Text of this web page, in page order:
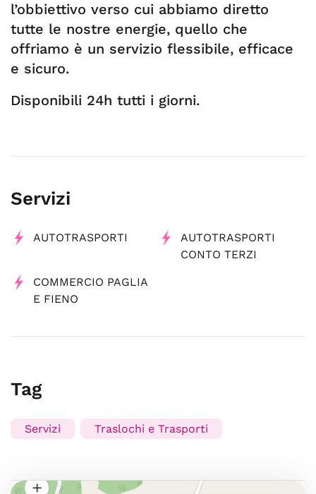
l’obbiettivo verso cui abbiamo diretto
tutte le nostre energie, quello che
offriamo è un servizio flessibile, efficace
e sicuro.
Disponibili 24h tutti i giorni.
Servizi
AUTOTRASPORTI
AUTOTRASPORTI
CONTO TERZI
COMMERCIO PAGLIA
E FIENO
Tag
Servizi Traslochi e Trasporti